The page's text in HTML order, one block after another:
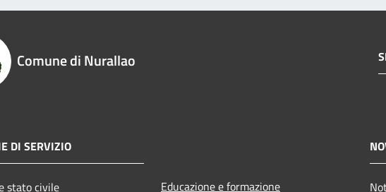
Comune di Nurallao
DI SERVIZIO
stato civile Educazione e formazione